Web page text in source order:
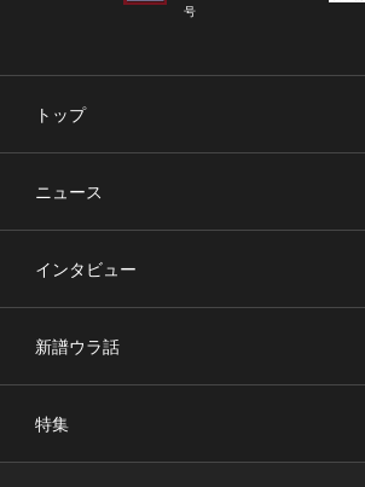
号
トップ
ニュース
インタビュー
新譜ウラ話
特集